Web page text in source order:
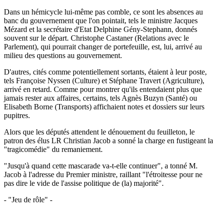
Dans un hémicycle lui-même pas comble, ce sont les absences au
banc du gouvernement que l'on pointait, tels le ministre Jacques
Mézard et la secrétaire d'Etat Delphine Gény-Stephann, donnés
souvent sur le départ. Christophe Castaner (Relations avec le
Parlement), qui pourrait changer de portefeuille, est, lui, arrivé au
milieu des questions au gouvernement.
D'autres, cités comme potentiellement sortants, étaient à leur poste,
tels Françoise Nyssen (Culture) et Stéphane Travert (Agriculture),
arrivé en retard. Comme pour montrer qu'ils entendaient plus que
jamais rester aux affaires, certains, tels Agnès Buzyn (Santé) ou
Elisabeth Borne (Transports) affichaient notes et dossiers sur leurs
pupitres.
Alors que les députés attendent le dénouement du feuilleton, le
patron des élus LR Christian Jacob a sonné la charge en fustigeant la
"tragicomédie" du remaniement.
"Jusqu'à quand cette mascarade va-t-elle continuer", a tonné M.
Jacob à l'adresse du Premier ministre, raillant "l'étroitesse pour ne
pas dire le vide de l'assise politique de (la) majorité".
- "Jeu de rôle" -